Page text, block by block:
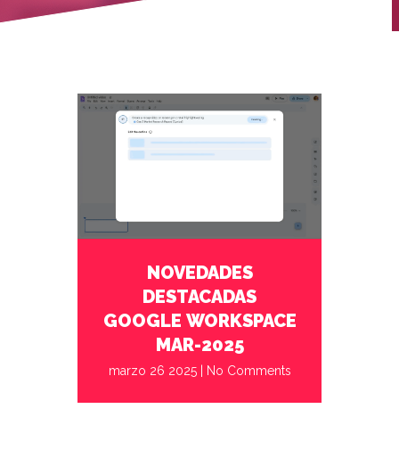
NOVEDADES
DESTACADAS
GOOGLE WORKSPACE
MAR-2025
marzo 26 2025| No Comments
marzo 26 2025 No Comments